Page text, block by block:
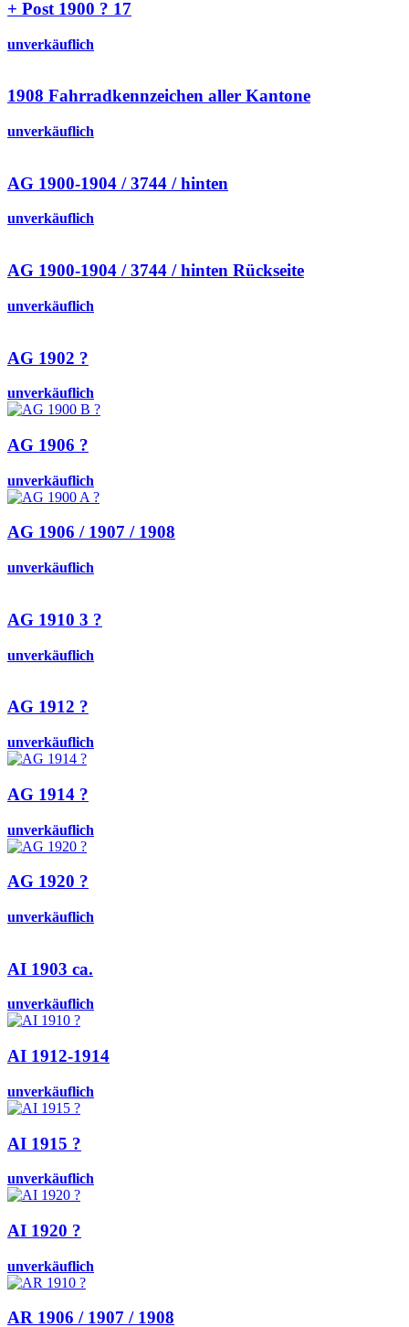
+ Post 1900 ? 17
unverkäuflich
1908 Fahrradkennzeichen aller Kantone
unverkäuflich
AG 1900-1904 / 3744 / hinten
unverkäuflich
AG 1900-1904 / 3744 / hinten Rückseite
unverkäuflich
AG 1902 ?
unverkäuflich
AG 1906 ?
unverkäuflich
AG 1906 / 1907 / 1908
unverkäuflich
AG 1910 3 ?
unverkäuflich
AG 1912 ?
unverkäuflich
AG 1914 ?
unverkäuflich
AG 1920 ?
unverkäuflich
AI 1903 ca.
unverkäuflich
AI 1912-1914
unverkäuflich
AI 1915 ?
unverkäuflich
AI 1920 ?
unverkäuflich
AR 1906 / 1907 / 1908